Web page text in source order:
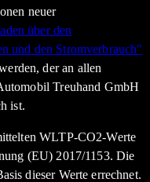
neuer
über den
und den Stromverbrauch"
der an allen
Treuhand GmbH
ist.
WLTP-CO2-Werte
(EU) 2017/1153. Die
dieser Werte errechnet.